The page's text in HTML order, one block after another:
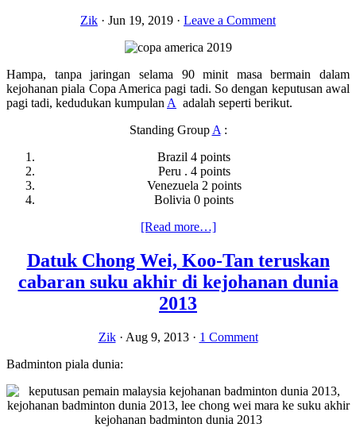
Zik · Jun 19, 2019 · Leave a Comment
Hampa, tanpa jaringan selama 90 minit masa bermain dalam
kejohanan piala Copa America pagi tadi. So dengan keputusan awal
pagi tadi, kedudukan kumpulan A adalah seperti berikut.
Standing Group A :
Brazil 4 points
Peru . 4 points
Venezuela 2 points
Bolivia 0 points
[Read more…]about
gol
highlights
Brazil
19.6.2019
Datuk Chong Wei, Koo-Tan teruskan
cabaran suku akhir di kejohanan dunia
2013
Zik· Aug 9, 2013· 1 Comment
Badminton piala dunia: